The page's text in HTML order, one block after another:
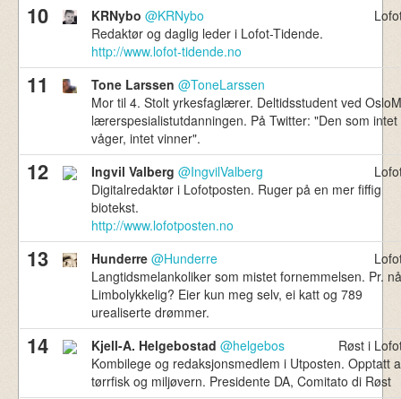
10 KRNybo @KRNybo
Redaktør og daglig leder i Lofot-Tidende.
http://www.lofot-tidende.no
11 Tone Larssen @ToneLarssen
Mor til 4. Stolt yrkesfaglærer. Deltidsstudent ved
lærerspesialistutdanningen. På Twitter: "Den som intet
våger, intet vinner".
12 Ingvil Valberg @IngvilValberg
Digitalredaktør i Lofotposten. Ruger på en mer fiffig
biotekst.
http://www.lofotposten.no
13 Hunderre @Hunderre
Langtidsmelankoliker som mistet fornemmelsen. Pr.
Limbolykkelig? Eier kun meg selv, ei katt og 789
urealiserte drømmer.
14 Kjell-A. Helgebostad @helgebos
Røst i
Kombilege og redaksjonsmedlem i Utposten. Opptatt
tørrfisk og miljøvern. Presidente DA, Comitato di Røst